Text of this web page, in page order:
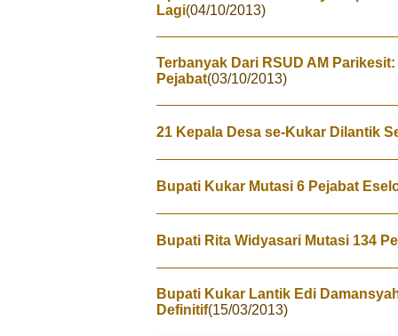
Lagi(04/10/2013)
Terbanyak Dari RSUD AM
Pejabat(03/10/2013)
21 Kepala Desa se-Kukar Dilantik
Bupati Kukar Mutasi 6 Pejabat
Bupati Rita Widyasari Mutasi 134
Bupati Kukar Lantik Edi
Definitif(15/03/2013)